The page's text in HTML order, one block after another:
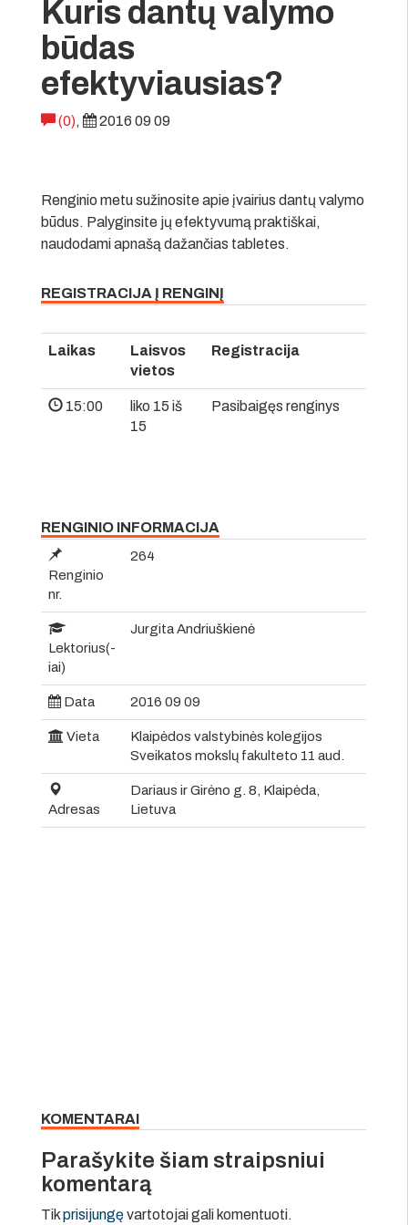
Kuris dantų valymo
būdas
efektyviausias?
(0), 2016 09 09
Renginio metu sužinosite apie įvairius dantų valymo
būdus. Palyginsite jų efektyvumą praktiškai,
naudodami apnašą dažančias tabletes.
REGISTRACIJA Į RENGINĮ
Laikas
Laisvos
vietos
Registracija
15:00
liko 15 iš
15
Pasibaigęs renginys
RENGINIO INFORMACIJA
Renginio
nr.
264
Lektorius(-
iai)
Jurgita Andriuškienė
Data 2016 09 09
Vieta
Klaipėdos valstybinės kolegijos
Sveikatos mokslų fakulteto 11 aud.
Adresas
Dariaus ir Girėno g. 8, Klaipėda,
Lietuva
KOMENTARAI
Parašykite šiam straipsniui
komentarą
Tikprisijungęvartotojai gali komentuoti.